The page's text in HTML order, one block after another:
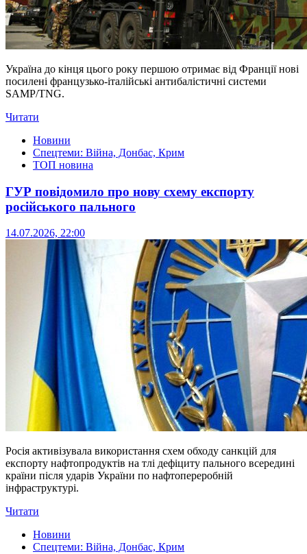
Україна до кінця цього року першою отримає від Франції нові
посилені французько-італійські антибалістичні системи
SAMP/TNG.
Читати
Новини
Спецтеми: Війна, Донбас, Крим
ТОП новина
ГУР повідомило про нову схему експорту
російського пального
14.07.2026, 22:00
Росія активізувала використання схем обходу санкцій для
експорту нафтопродуктів на тлі дефіциту пального всередині
країни після ударів України по нафтопереробній
інфраструктурі.
Читати
Новини
Спецтеми: Війна, Донбас, Крим